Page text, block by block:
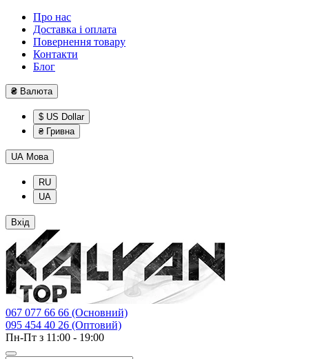
Про нас
Доставка і оплата
Повернення товару
Контакти
Блог
₴ Валюта
$ US Dollar
₴ Гривна
UA Мова
RU
UA
Вхід
067 077 66 66 (Основний)
095 454 40 26 (Оптовий)
Пн-Пт з 11:00 - 19:00